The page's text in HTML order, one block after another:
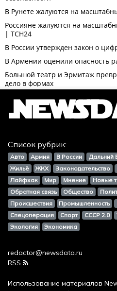
Список рубрик:
Авто Армия В России Дальний
Жильё
ЖКХ Законодательство
Лайфхак
Мир Мнение Новые
Обратная связь
Общество
Происшествия
Промышленность
Спецоперация
Спорт СССР 2.0
Экология
Экономика
redactor@newsdata.ru
RSS
Использование материалов